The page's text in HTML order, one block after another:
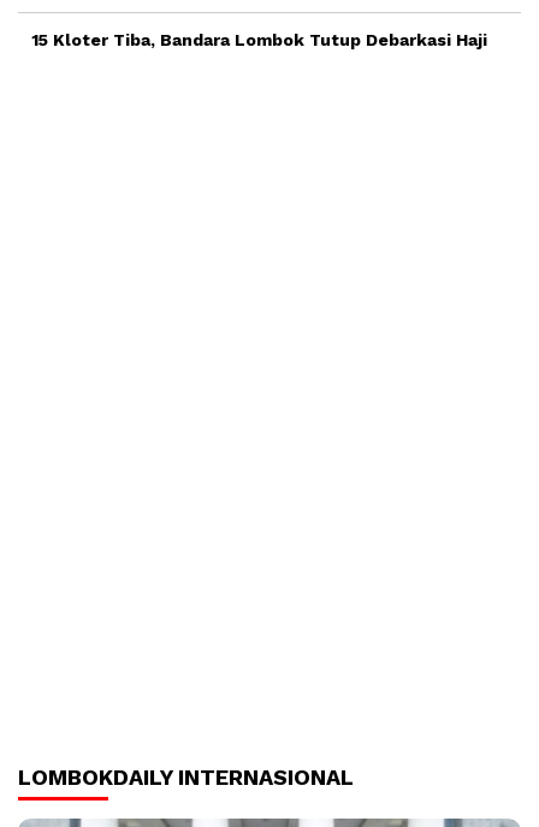
15 Kloter Tiba, Bandara Lombok Tutup Debarkasi Haji
LOMBOKDAILY INTERNASIONAL